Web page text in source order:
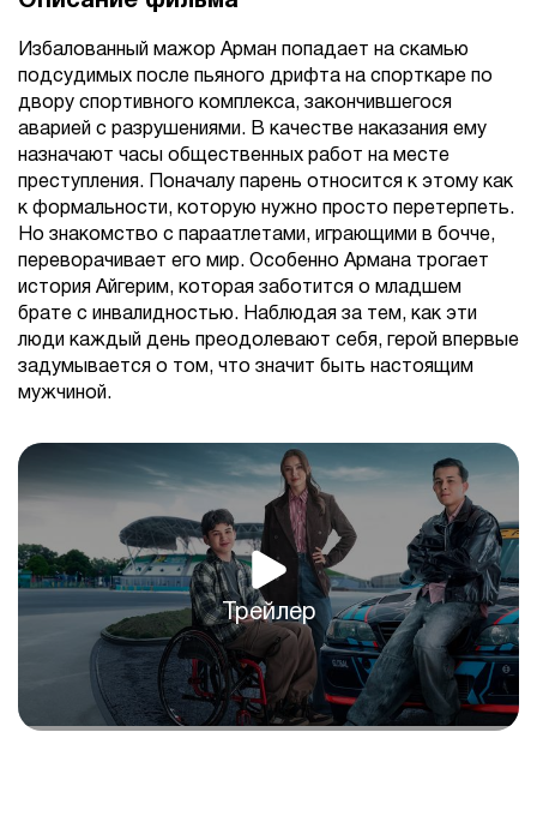
Избалованный мажор Арман попадает на скамью
подсудимых после пьяного дрифта на спорткаре по
двору спортивного комплекса, закончившегося
аварией с разрушениями. В качестве наказания ему
назначают часы общественных работ на месте
преступления. Поначалу парень относится к этому как
к формальности, которую нужно просто перетерпеть.
Но знакомство с параатлетами, играющими в бочче,
переворачивает его мир. Особенно Армана трогает
история Айгерим, которая заботится о младшем
брате с инвалидностью. Наблюдая за тем, как эти
люди каждый день преодолевают себя, герой впервые
задумывается о том, что значит быть настоящим
мужчиной.
Трейлер